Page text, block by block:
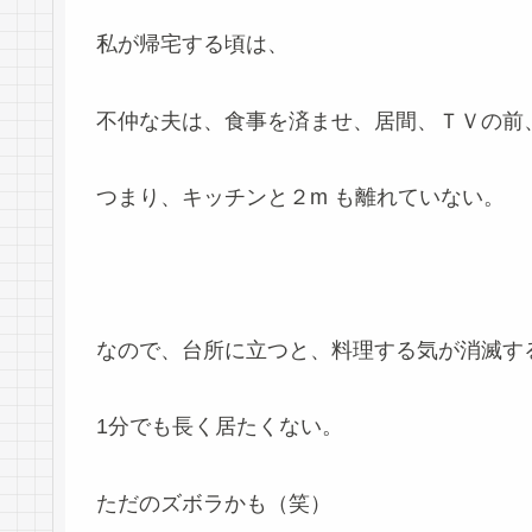
私が帰宅する頃は、
不仲な夫は、食事を済ませ、居間、ＴＶの前
つまり、キッチンと２m も離れていない。
なので、台所に立つと、料理する気が消滅す
1分でも長く居たくない。
ただのズボラかも（笑）